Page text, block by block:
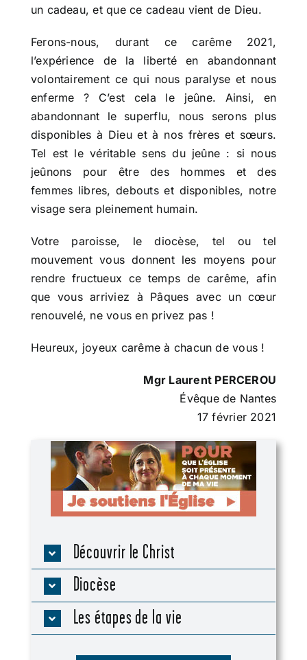
un cadeau, et que ce cadeau vient de Dieu.
Ferons-nous, durant ce carême 2021,
l’expérience de la liberté en abandonnant
volontairement ce qui nous paralyse et nous
enferme ? C’est cela le jeûne. Ainsi, en
abandonnant le superflu, nous serons plus
disponibles à Dieu et à nos frères et sœurs.
Tel est le véritable sens du jeûne : si nous
jeûnons pour être des hommes et des
femmes libres, debouts et disponibles, notre
visage sera pleinement humain.
Votre paroisse, le diocèse, tel ou tel
mouvement vous donnent les moyens pour
rendre fructueux ce temps de carême, afin
que vous arriviez à Pâques avec un cœur
renouvelé, ne vous en privez pas !
Heureux, joyeux carême à chacun de vous !
Mgr Laurent PERCEROU
Évêque de Nantes
17 février 2021
Découvrir le Christ
Diocèse
Les étapes de la vie